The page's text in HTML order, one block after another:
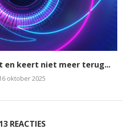
en keert niet meer terug...
16 oktober 2025
13 REACTIES